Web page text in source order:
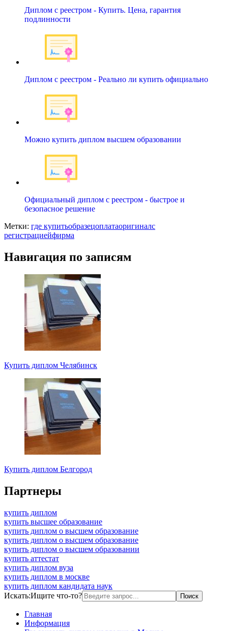
Диплом с реестром - Купить. Цена, гарантия
подлинности
Диплом с реестром - Реально ли купить официально
Можно купить диплом высшем образовании
Официальный диплом с реестром - быстрое и
безопасное решение
Метки: где купитьобразецоплатаоригиналс
регистрациейфирма
Навигация по записям
Купить диплом Челябинск
Купить диплом Белгород
Партнеры
купить диплом
купить высшее образование
купить диплом о высшем образование
купить диплом о высшем образование
купить диплом о высшем образовании
купить аттестат
купить диплом вуза
купить диплом в москве
купить диплом кандидата наук
Искать:Ищите что-то?
Главная
Информация